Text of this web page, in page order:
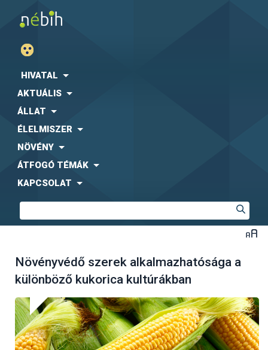
HIVATAL
AKTUÁLIS
ÁLLAT
ÉLELMISZER
NÖVÉNY
ÁTFOGÓ TÉMÁK
KAPCSOLAT
Növényvédő szerek alkalmazhatósága a
különböző kukorica kultúrákban